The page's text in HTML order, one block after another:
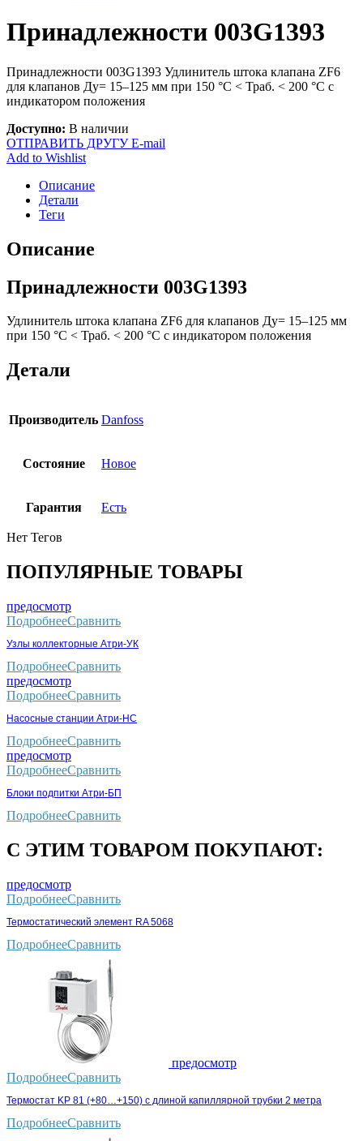
Принадлежности 003G1393
Принадлежности 003G1393 Удлинитель штока клапана ZF6
для клапанов Ду= 15–125 мм при 150 °С < Траб. < 200 °С с
индикатором положения
Доступно: В наличии
ОТПРАВИТЬ ДРУГУ E-mail
Add to Wishlist
Описание
Детали
Теги
Описание
Принадлежности 003G1393
Удлинитель штока клапана ZF6 для клапанов Ду= 15–125 мм
при 150 °С < Траб. < 200 °С с индикатором положения
Детали
Производитель Danfoss
Состояние Новое
Гарантия Есть
Нет Тегов
ПОПУЛЯРНЫЕ ТОВАРЫ
предосмотр
ПодробнееСравнить
Узлы коллекторные Атри-УК
ПодробнееСравнить
предосмотр
ПодробнееСравнить
Насосные станции Атри-НС
ПодробнееСравнить
предосмотр
ПодробнееСравнить
Блоки подпитки Атри-БП
ПодробнееСравнить
С ЭТИМ ТОВАРОМ ПОКУПАЮТ:
предосмотр
ПодробнееСравнить
Термостатический элемент RA 5068
ПодробнееСравнить
предосмотр
ПодробнееСравнить
Термостат KP 81 (+80…+150) с длиной капиллярной трубки 2 метра
ПодробнееСравнить